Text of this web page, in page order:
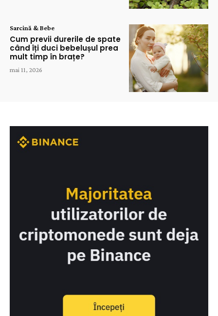
Sarcină & Bebe
Cum previi durerile de spate
când îți duci bebelușul prea
mult timp în brațe?
mai 11, 2026